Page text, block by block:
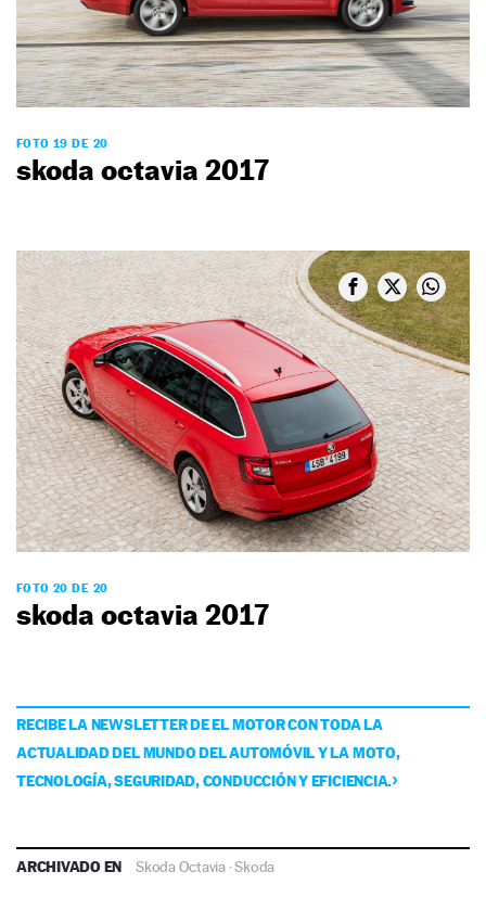
FOTO 19 DE 20
skoda octavia 2017
FOTO 20 DE 20
skoda octavia 2017
RECIBE LA NEWSLETTER DE EL MOTOR CON TODA LA
ACTUALIDAD DEL MUNDO DEL AUTOMÓVIL Y LA MOTO,
TECNOLOGÍA, SEGURIDAD, CONDUCCIÓN Y EFICIENCIA.
ARCHIVADO EN Skoda Octavia ·Skoda